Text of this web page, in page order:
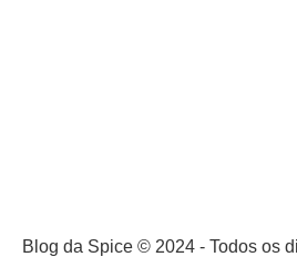
Blog da Spice © 2024 - Todos os